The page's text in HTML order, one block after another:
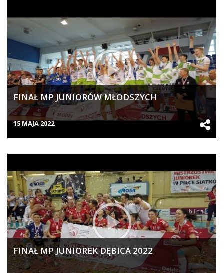
FINAŁ MP JUNIORÓW MŁODSZYCH
15 MAJA 2022
FINAŁ MP JUNIOREK DĘBICA 2022